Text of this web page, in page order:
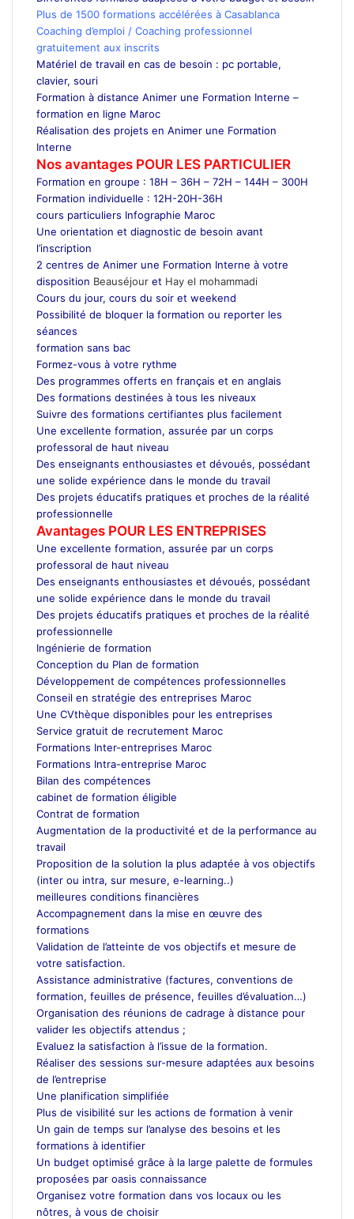
Plus de 1500 formations accélérées à Casablanca
Coaching d’emploi / Coaching professionnel
gratuitement aux inscrits
Matériel de travail en cas de besoin : pc portable,
clavier, souri
Formation à distance Animer une Formation Interne –
formation en ligne Maroc
Réalisation des projets en Animer une Formation
Interne
Nos avantages POUR LES PARTICULIER
Formation en groupe : 18H – 36H – 72H – 144H – 300H
Formation individuelle : 12H-20H-36H
cours particuliers Infographie Maroc
Une orientation et diagnostic de besoin avant
l’inscription
2 centres de Animer une Formation Interne à votre
disposition Beauséjour et Hay el mohammadi
Cours du jour, cours du soir et weekend
Possibilité de bloquer la formation ou reporter les
séances
formation sans bac
Formez-vous à votre rythme
Des programmes offerts en français et en anglais
Des formations destinées à tous les niveaux
Suivre des formations certifiantes plus facilement
Une excellente formation, assurée par un corps
professoral de haut niveau
Des enseignants enthousiastes et dévoués, possédant
une solide expérience dans le monde du travail
Des projets éducatifs pratiques et proches de la réalité
professionnelle
Avantages POUR LES ENTREPRISES
Une excellente formation, assurée par un corps
professoral de haut niveau
Des enseignants enthousiastes et dévoués, possédant
une solide expérience dans le monde du travail
Des projets éducatifs pratiques et proches de la réalité
professionnelle
Ingénierie de formation
Conception du Plan de formation
Développement de compétences professionnelles
Conseil en stratégie des entreprises Maroc
Une CVthèque disponibles pour les entreprises
Service gratuit de recrutement Maroc
Formations Inter-entreprises Maroc
Formations Intra-entreprise Maroc
Bilan des compétences
cabinet de formation éligible
Contrat de formation
Augmentation de la productivité et de la performance au
travail
Proposition de la solution la plus adaptée à vos objectifs
(inter ou intra, sur mesure, e-learning..)
meilleures conditions financières
Accompagnement dans la mise en œuvre des
formations
Validation de l’atteinte de vos objectifs et mesure de
votre satisfaction.
Assistance administrative (factures, conventions de
formation, feuilles de présence, feuilles d’évaluation…)
Organisation des réunions de cadrage à distance pour
valider les objectifs attendus ;
Evaluez la satisfaction à l’issue de la formation.
Réaliser des sessions sur-mesure adaptées aux besoins
de l’entreprise
Une planification simplifiée
Plus de visibilité sur les actions de formation à venir
Un gain de temps sur l’analyse des besoins et les
formations à identifier
Un budget optimisé grâce à la large palette de formules
proposées par oasis connaissance
Organisez votre formation dans vos locaux ou les
nôtres, à vous de choisir